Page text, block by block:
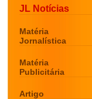
JL Notícias
Matéria
Jornalística
Matéria
Publicitária
Artigo